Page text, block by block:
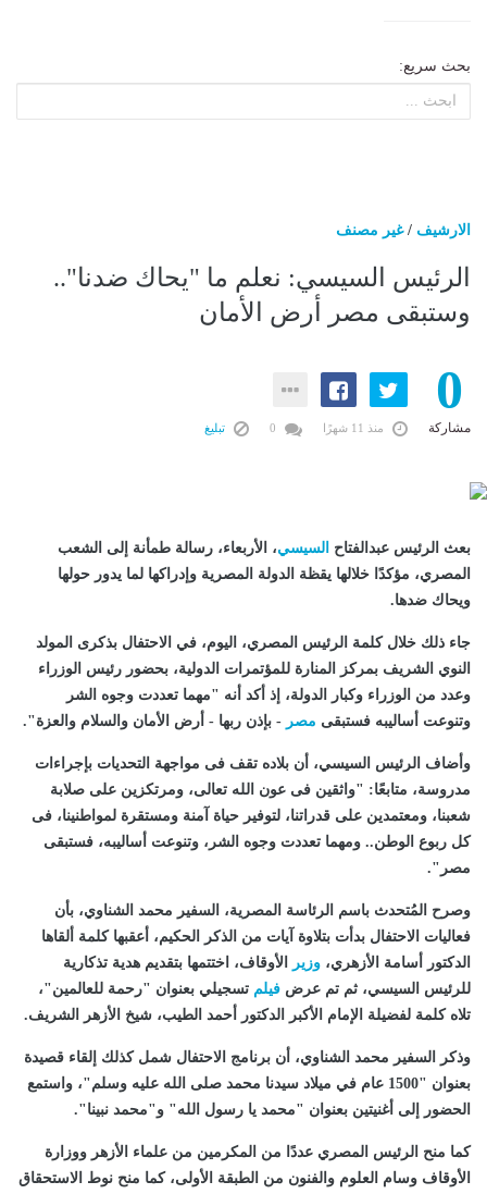
بحث سريع:
الارشيف /غير مصنف
الرئيس السيسي: نعلم ما "يحاك ضدنا"..
وستبقى مصر أرض الأمان
0
مشاركة منذ 11 شهرًا تبليغ
بعث الرئيس عبدالفتاح السيسي، الأربعاء، رسالة طمأنة إلى الشعب
المصري، مؤكدًا خلالها يقظة الدولة المصرية وإدراكها لما يدور حولها
ويحاك ضدها.
جاء ذلك خلال كلمة الرئيس المصري، اليوم، في الاحتفال بذكرى المولد
النوي الشريف بمركز المنارة للمؤتمرات الدولية، بحضور رئيس الوزراء
وعدد من الوزراء وكبار الدولة، إذ أكد أنه "مهما تعددت وجوه الشر
وتنوعت أساليبه فستبقى مصر - بإذن ربها - أرض الأمان والسلام والعزة".
وأضاف الرئيس السيسي، أن بلاده تقف فى مواجهة التحديات بإجراءات
مدروسة، متابعًا: "واثقين فى عون الله تعالى، ومرتكزين على صلابة
شعبنا، ومعتمدين على قدراتنا، لتوفير حياة آمنة ومستقرة لمواطنينا، فى
كل ربوع الوطن.. ومهما تعددت وجوه الشر، وتنوعت أساليبه، فستبقى
مصر".
وصرح المُتحدث باسم الرئاسة المصرية، السفير محمد الشناوي، بأن
فعاليات الاحتفال بدأت بتلاوة آيات من الذكر الحكيم، أعقبها كلمة ألقاها
الدكتور أسامة الأزهري، وزير
الأوقاف، اختتمها بتقديم هدية تذكارية
للرئيس السيسي، ثم تم عرض فيلم تسجيلي بعنوان "رحمة للعالمين"،
تلاه كلمة لفضيلة الإمام الأكبر الدكتور أحمد الطيب، شيخ الأزهر الشريف.
وذكر السفير محمد الشناوي، أن برنامج الاحتفال شمل كذلك إلقاء قصيدة
بعنوان "1500 عام في ميلاد سيدنا محمد صلى الله عليه وسلم"، واستمع
الحضور إلى أغنيتين بعنوان "محمد يا رسول الله" و"محمد نبينا".
كما منح الرئيس المصري عددًا من المكرمين من علماء الأزهر ووزارة
الأوقاف وسام العلوم والفنون من الطبقة الأولى، كما منح نوط الاستحقاق